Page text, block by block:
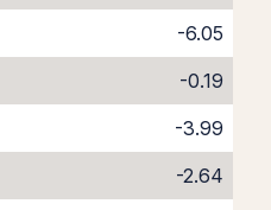
-6.05
-0.19
-3.99
-2.64